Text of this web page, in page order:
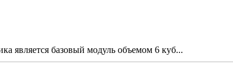
является базовый модуль объемом 6 куб...